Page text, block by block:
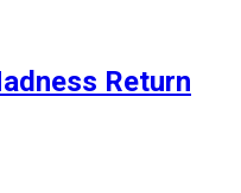
Return